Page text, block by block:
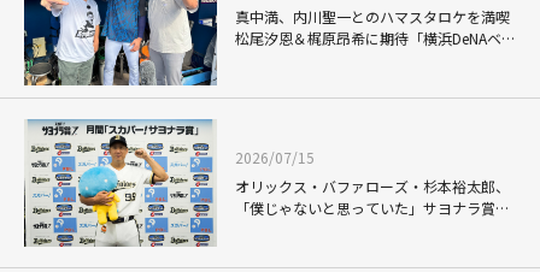
真中満、内川聖一とのハマスタロケを満喫
松尾汐恩＆梶原昂希に期待「横浜DeNAベイ
2026/07/15
オリックス・バファローズ・杉本裕太郎、
「僕じゃないと思っていた」サヨナラ賞受